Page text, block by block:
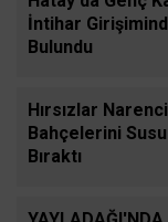
İntihar
Bulundu
Hırsızlar
Bahçelerini
Bıraktı